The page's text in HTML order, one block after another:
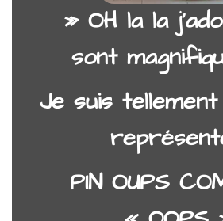
» OH la la
sont
Je suis
PIN OUPS